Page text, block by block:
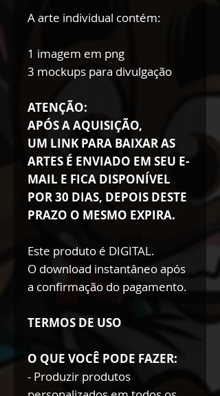
A arte individual contém:
1 imagem em png
3 mockups para divulgação
ATENÇÃO:
APÓS A AQUISIÇÃO,
UM LINK PARA BAIXAR AS
ARTES É ENVIADO EM SEU E-
MAIL E FICA DISPONÍVEL
POR 30 DIAS, DEPOIS DESTE
PRAZO O MESMO EXPIRA.
Este produto é DIGITAL.
O download instantâneo após
a confirmação do pagamento.
TERMOS DE USO
O QUE VOCÊ PODE FAZER:
- Produzir produtos